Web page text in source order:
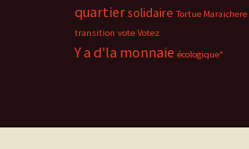
quartiersolidaire Tortue Maraichere
transition vote Votez
Y a d'la monnaie écologique*